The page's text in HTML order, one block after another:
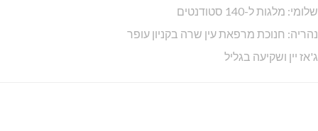
שלומי: מלגות ל-140 סטודנטים
נהריה: חנוכת מרפאת עין שרה בקניון עופר
ג'אז יין ושקיעה בגליל